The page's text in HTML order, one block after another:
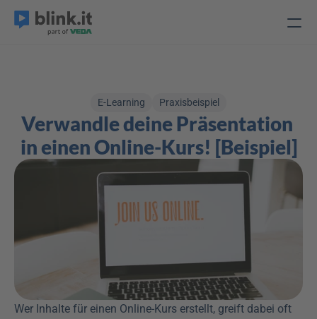
E-Learning Praxisbeispiel
Verwandle deine Präsentation
in einen Online-Kurs! [Beispiel]
Wer Inhalte für einen Online-Kurs erstellt, greift dabei oft